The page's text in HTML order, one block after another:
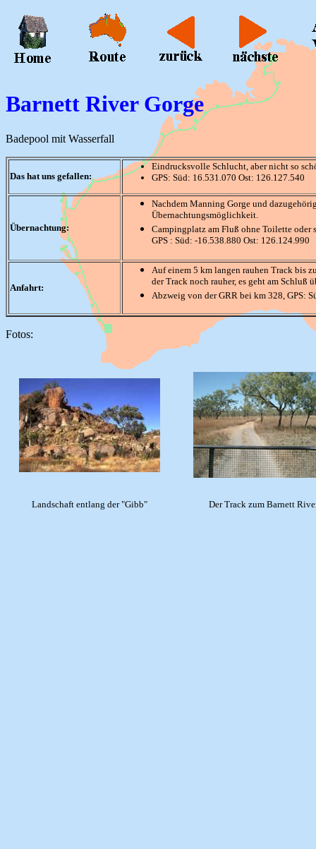
Barnett River Gorge
Badepool mit Wasserfall
Das hat uns gefallen:
Eindrucksvolle Schlucht, aber nicht so
GPS: Süd: 16.531.070 Ost: 126.127.540
Übernachtung:
Nachdem Manning Gorge und
Übernachtungsmöglichkeit.
Campingplatz am Fluß ohne Toilette oder
GPS : Süd: -16.538.880 Ost: 126.124.990
Anfahrt:
Auf einem 5 km langen rauhen Track bis
der Track noch rauher, es geht am Schluß
Abzweig von der GRR bei km 328, GPS:
Fotos:
Landschaft entlang der "Gibb" Der Track zum Barnett